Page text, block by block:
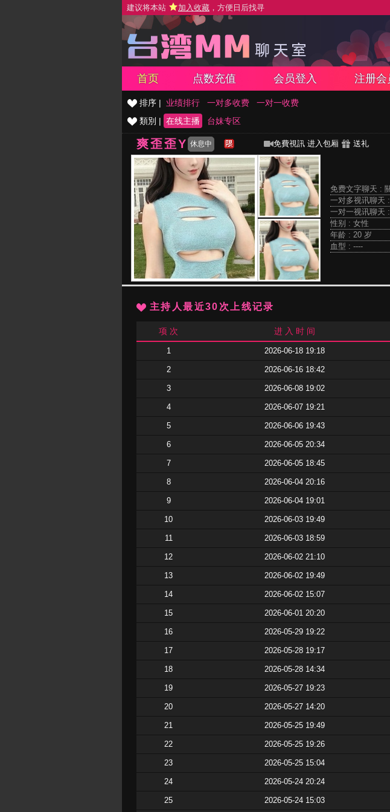
建议将本站 加入收藏 ，方便日后找寻
首页 点数充值 会员登入 注册会
排序 | 业绩排行 一对多收费 一对一收费
類別 | 在线主播 台妹专区
爽歪歪Y 休息中 免費視訊 进入包厢 送礼
免费文字聊天 :
一对多视讯聊天 :
一对一视讯聊天 :
性别 : 女性
年龄 : 20 岁
血型 : ----
主持人最近30次上线记录
项 次 进 入 时 间
1 2026-06-18 19:18
2 2026-06-16 18:42
3 2026-06-08 19:02
4 2026-06-07 19:21
5 2026-06-06 19:43
6 2026-06-05 20:34
7 2026-06-05 18:45
8 2026-06-04 20:16
9 2026-06-04 19:01
10 2026-06-03 19:49
11 2026-06-03 18:59
12 2026-06-02 21:10
13 2026-06-02 19:49
14 2026-06-02 15:07
15 2026-06-01 20:20
16 2026-05-29 19:22
17 2026-05-28 19:17
18 2026-05-28 14:34
19 2026-05-27 19:23
20 2026-05-27 14:20
21 2026-05-25 19:49
22 2026-05-25 19:26
23 2026-05-25 15:04
24 2026-05-24 20:24
25 2026-05-24 15:03